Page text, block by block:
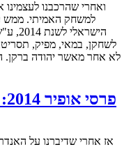
ואחרי שהרכבנו לעצמינו
למשחק האמיתי. ממש
לשחקן, במאי, מפיק,
לא אחר מאשר יהודה
פרסי אופיר 2014: נבחרת החלומות של סריטה